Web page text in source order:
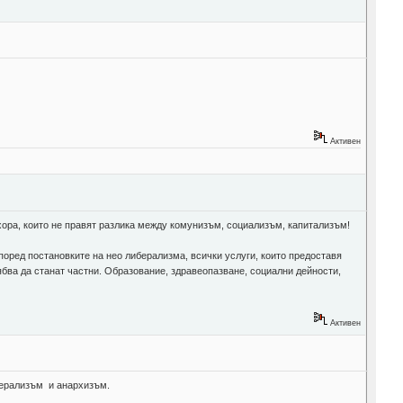
Активен
които не правят разлика между комунизъм, социализъм, капитализъм!
постановките на нео либерализма, всички услуги, които предоставя
да станат частни. Образование, здравеопазване, социални дейности,
Активен
и анархизъм.